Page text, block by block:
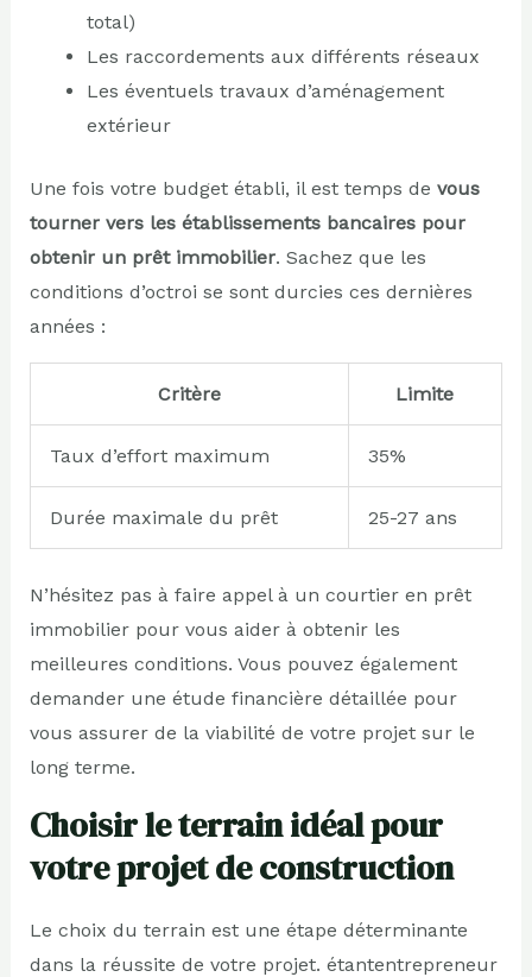
total)
Les raccordements aux différents réseaux
Les éventuels travaux d’aménagement
extérieur
Une fois votre budget établi, il est temps de vous
tourner vers les établissements bancaires pour
obtenir un prêt immobilier. Sachez que les
conditions d’octroi se sont durcies ces dernières
années :
Critère Limite
Taux d’effort maximum 35%
Durée maximale du prêt 25-27 ans
N’hésitez pas à faire appel à un courtier en prêt
immobilier pour vous aider à obtenir les
meilleures conditions. Vous pouvez également
demander une étude financière détaillée pour
vous assurer de la viabilité de votre projet sur le
long terme.
Choisir le terrain idéal pour
votre projet de construction
Le choix du terrain est une étape déterminante
dans la réussite de votre projet. étantentrepreneur